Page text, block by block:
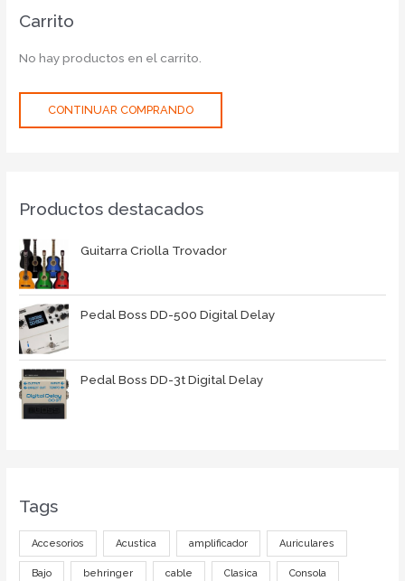
Carrito
No hay productos en el carrito.
CONTINUAR COMPRANDO
Productos destacados
Guitarra Criolla Trovador
Pedal Boss DD-500 Digital Delay
Pedal Boss DD-3t Digital Delay
Tags
Accesorios Acustica amplificador Auriculares
Bajo behringer cable Clasica Consola